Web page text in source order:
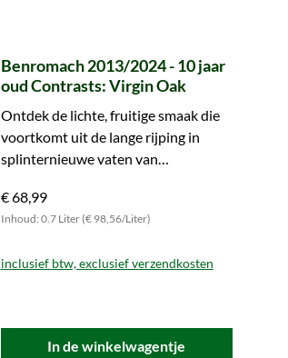
Benromach 2013/2024 - 10 jaar
oud Contrasts: Virgin Oak
Ontdek de lichte, fruitige smaak die
voortkomt uit de lange rijping in
splinternieuwe vaten van
€ 68,99
Inhoud: 0.7 Liter (€ 98,56/Liter)
inclusief btw, exclusief verzendkosten
In de winkelwagentje